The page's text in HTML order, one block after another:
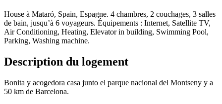
House à Mataró, Spain, Espagne. 4 chambres, 2 couchages, 3 salles
de bain, jusqu’à 6 voyageurs. Équipements : Internet, Satellite TV,
Air Conditioning, Heating, Elevator in building, Swimming Pool,
Parking, Washing machine.
Description du logement
Bonita y acogedora casa junto el parque nacional del Montseny y a
50 km de Barcelona.